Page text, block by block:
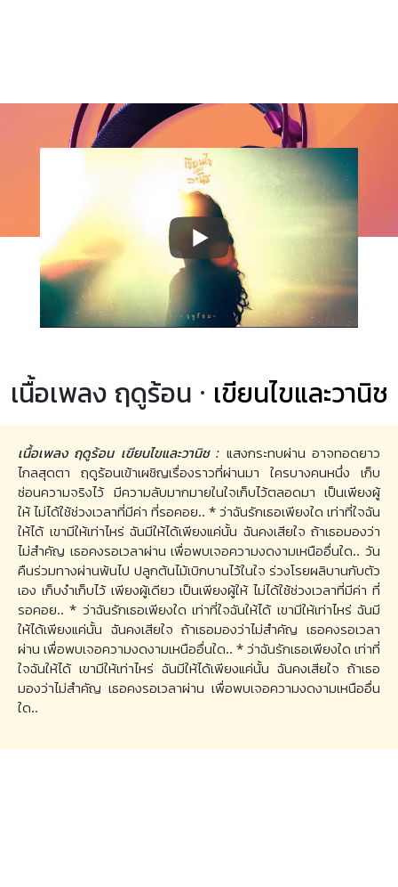
เนื้อเพลง ฤดูร้อน · เขียนไขและวานิช
เนื้อเพลง ฤดูร้อน เขียนไขและวานิช : แสงกระทบผ่าน อาจทอดยาว
ไกลสุดตา ฤดูร้อนเข้าเผชิญเรื่องราวที่ผ่านมา ใครบางคนหนึ่ง เก็บ
ซ่อนความจริงไว้ มีความลับมากมายในใจเก็บไว้ตลอดมา เป็นเพียงผู้
ให้ ไม่ได้ใช้ช่วงเวลาที่มีค่า ที่รอคอย.. * ว่าฉันรักเธอเพียงใด เท่าที่ใจฉัน
ให้ได้ เขามีให้เท่าไหร่ ฉันมีให้ได้เพียงแค่นั้น ฉันคงเสียใจ ถ้าเธอมองว่า
ไม่สำคัญ เธอคงรอเวลาผ่าน เพื่อพบเจอความงดงามเหนืออื่นใด.. วัน
คืนร่วมทางผ่านพ้นไป ปลูกต้นไม้เบิกบานไว้ในใจ ร่วงโรยผลิบานกับตัว
เอง เก็บงำเก็บไว้ เพียงผู้เดียว เป็นเพียงผู้ให้ ไม่ได้ใช้ช่วงเวลาที่มีค่า ที่
รอคอย.. * ว่าฉันรักเธอเพียงใด เท่าที่ใจฉันให้ได้ เขามีให้เท่าไหร่ ฉันมี
ให้ได้เพียงแค่นั้น ฉันคงเสียใจ ถ้าเธอมองว่าไม่สำคัญ เธอคงรอเวลา
ผ่าน เพื่อพบเจอความงดงามเหนืออื่นใด.. * ว่าฉันรักเธอเพียงใด เท่าที่
ใจฉันให้ได้ เขามีให้เท่าไหร่ ฉันมีให้ได้เพียงแค่นั้น ฉันคงเสียใจ ถ้าเธอ
มองว่าไม่สำคัญ เธอคงรอเวลาผ่าน เพื่อพบเจอความงดงามเหนืออื่น
ใด..